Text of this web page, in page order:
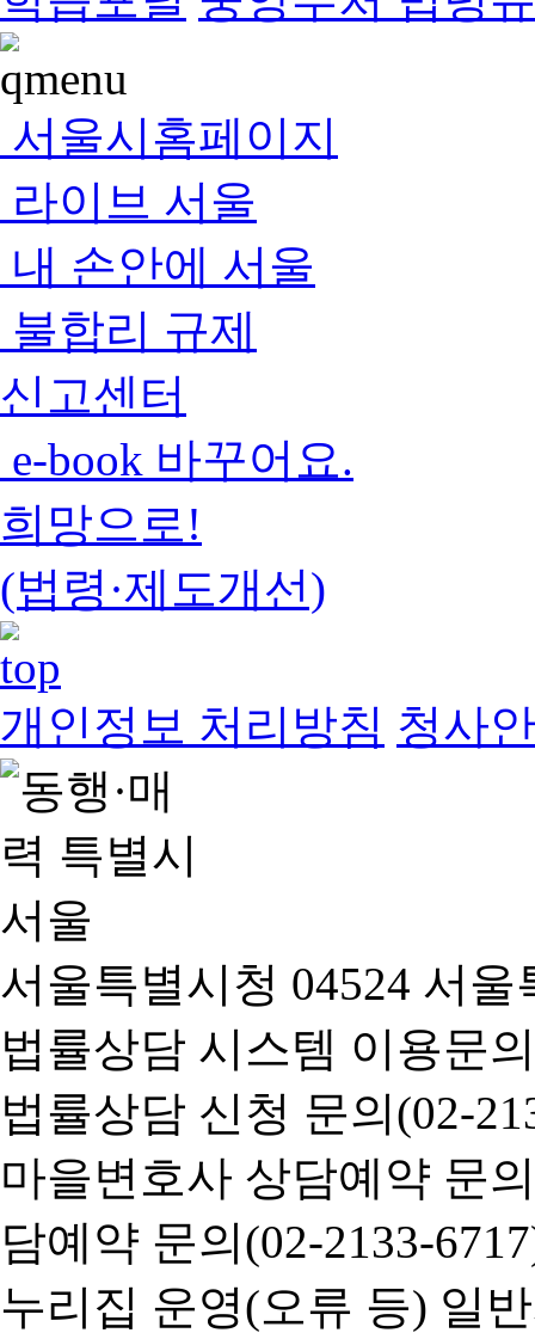
서울시홈페이지
라이브 서울
내 손안에 서울
불합리 규제
신고센터
e-book 바꾸어요.
희망으로!
(법령·제도개선)
개인정보 처리방침 청사
서울특별시청 04524 서
법률상담 시스템 이용문
법률상담 신청 문의(02-
마을변호사 상담예약 문
담예약 문의(02-2133-
누리집 운영(오류 등) 일